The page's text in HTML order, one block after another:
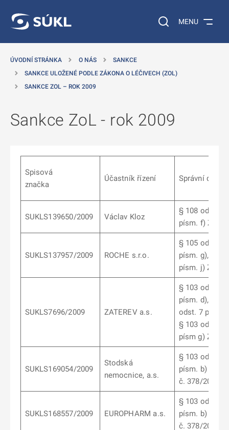
Vyhledávání na
MENU
ÚVODNÍ STRÁNKA O NÁS
SANKCE
SANKCE ULOŽENÉ PODLE ZÁKONA O LÉČIVECH (ZOL)
SANKCE ZOL – ROK 2009
Sankce ZoL - rok 2009
Spisová
značka
Účastník řízení Správní delikt
SUKLS139650/2009 Václav Kloz
§ 108 odst. 1
písm. f) ZoL
SUKLS137957/2009 ROCHE s.r.o.
§ 105 odst. 2
písm. g), §
písm. j) ZoL
SUKLS7696/2009 ZATEREV a.s.
§ 103 odst. 4
písm. d), §
odst. 7 písm.
§ 103 odst. 10
písm g) ZoL
SUKLS169054/2009
Stodská
nemocnice, a.s.
§103 odst.
písm. b)
č. 378/2007
SUKLS168557/2009 EUROPHARM a.s.
§103 odst.
písm. b)
č. 378/2007